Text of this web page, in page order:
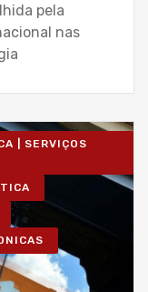
pela
nas
| SERVIÇOS